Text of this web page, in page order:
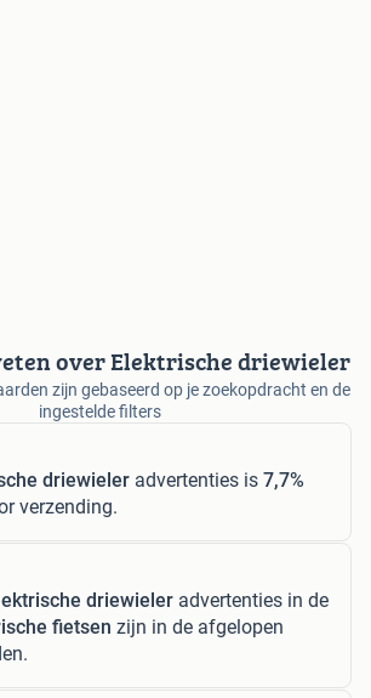
over Elektrische driewieler
zijn gebaseerd op je zoekopdracht en de
ingestelde filters
driewieler advertenties is 7,7%
verzending.
driewieler advertenties in de
fietsen zijn in de afgelopen